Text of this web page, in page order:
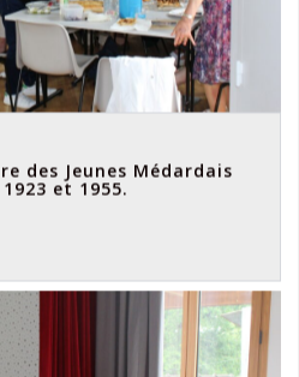
des Jeunes Médardais
et 1955.